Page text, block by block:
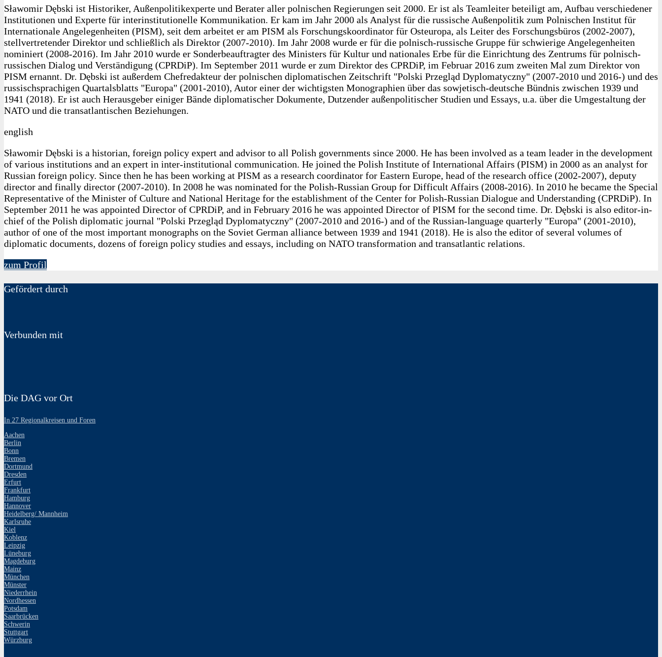
Sławomir Dębski ist Historiker, Außenpolitikexperte und Berater aller polnischen Regierungen seit 2000. Er ist als Teamleiter beteiligt am, Aufbau verschiedener
Institutionen und Experte für interinstitutionelle Kommunikation. Er kam im Jahr 2000 als Analyst für die russische Außenpolitik zum Polnischen Institut für
Internationale Angelegenheiten (PISM), seit dem arbeitet er am PISM als Forschungskoordinator für Osteuropa, als Leiter des Forschungsbüros (2002-2007),
stellvertretender Direktor und schließlich als Direktor (2007-2010). Im Jahr 2008 wurde er für die polnisch-russische Gruppe für schwierige Angelegenheiten
nominiert (2008-2016). Im Jahr 2010 wurde er Sonderbeauftragter des Ministers für Kultur und nationales Erbe für die Einrichtung des Zentrums für polnisch-
russischen Dialog und Verständigung (CPRDiP). Im September 2011 wurde er zum Direktor des CPRDiP, im Februar 2016 zum zweiten Mal zum Direktor von
PISM ernannt. Dr. Dębski ist außerdem Chefredakteur der polnischen diplomatischen Zeitschrift "Polski Przegląd Dyplomatyczny" (2007-2010 und 2016-) und des
russischsprachigen Quartalsblatts "Europa" (2001-2010), Autor einer der wichtigsten Monographien über das sowjetisch-deutsche Bündnis zwischen 1939 und
1941 (2018). Er ist auch Herausgeber einiger Bände diplomatischer Dokumente, Dutzender außenpolitischer Studien und Essays, u.a. über die Umgestaltung der
NATO und die transatlantischen Beziehungen.
english
Sławomir Dębski is a historian, foreign policy expert and advisor to all Polish governments since 2000. He has been involved as a team leader in the development
of various institutions and an expert in inter-institutional communication. He joined the Polish Institute of International Affairs (PISM) in 2000 as an analyst for
Russian foreign policy. Since then he has been working at PISM as a research coordinator for Eastern Europe, head of the research office (2002-2007), deputy
director and finally director (2007-2010). In 2008 he was nominated for the Polish-Russian Group for Difficult Affairs (2008-2016). In 2010 he became the Special
Representative of the Minister of Culture and National Heritage for the establishment of the Center for Polish-Russian Dialogue and Understanding (CPRDiP). In
September 2011 he was appointed Director of CPRDiP, and in February 2016 he was appointed Director of PISM for the second time. Dr. Dębski is also editor-in-
chief of the Polish diplomatic journal "Polski Przegląd Dyplomatyczny" (2007-2010 and 2016-) and of the Russian-language quarterly "Europa" (2001-2010),
author of one of the most important monographs on the Soviet German alliance between 1939 and 1941 (2018). He is also the editor of several volumes of
diplomatic documents, dozens of foreign policy studies and essays, including on NATO transformation and transatlantic relations.
zum Profil
Gefördert durch
Verbunden mit
Die DAG vor Ort
In 27 Regionalkreisen und Foren
Aachen
Berlin
Bonn
Bremen
Dortmund
Dresden
Erfurt
Frankfurt
Hamburg
Hannover
Heidelberg/ Mannheim
Karlsruhe
Kiel
Koblenz
Leipzig
Lüneburg
Magdeburg
Mainz
München
Münster
Niederrhein
Nordhessen
Potsdam
Saarbrücken
Schwerin
Stuttgart
Würzburg